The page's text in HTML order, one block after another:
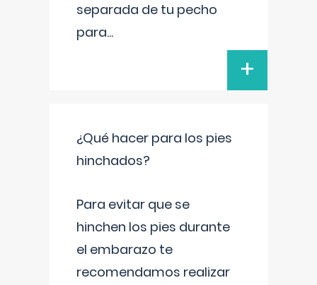
separada de tu pecho
para...
+
¿Qué hacer para los pies
hinchados?
Para evitar que se
hinchen los pies durante
el embarazo te
recomendamos realizar